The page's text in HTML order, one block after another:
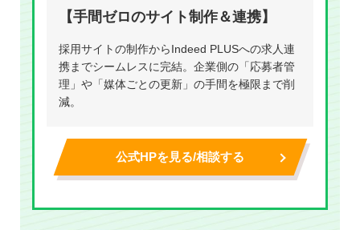
【手間ゼロのサイト制作＆連携】
採用サイトの制作からIndeed PLUSへの求人連
携までシームレスに完結。企業側の「応募者管
理」や「媒体ごとの更新」の手間を極限まで削
減。
公式HPを見る/相談する